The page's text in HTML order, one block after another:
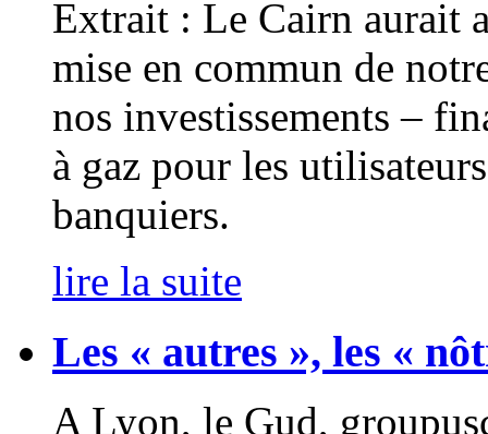
Extrait : Le Cairn aurait
mise en commun de
nos investissements –
à gaz pour les
banquiers.
lire la suite
Les « autres », les «
A Lyon, le Gud,